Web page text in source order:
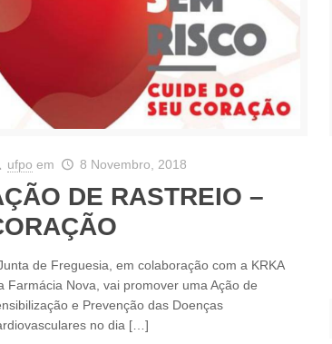
ufpo em 8 Novembro, 2018
DE RASTREIO –
de Freguesia, em colaboração com a KRKA
Farmácia Nova, vai promover uma Ação de
e Prevenção das Doenças
no dia […]